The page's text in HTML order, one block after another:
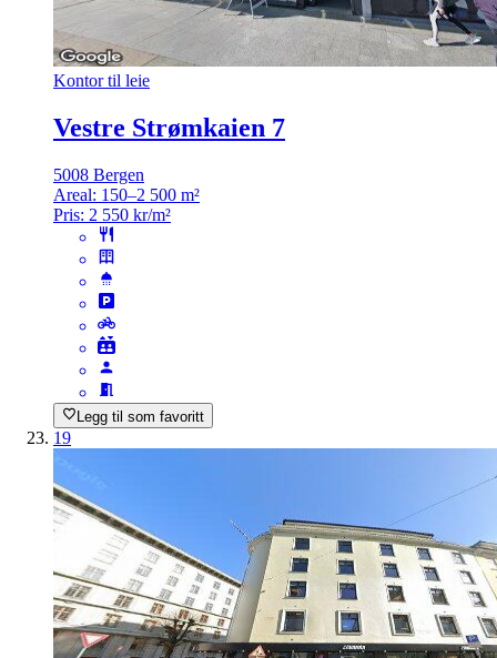
Kontor til leie
Vestre Strømkaien 7
5008 Bergen
Areal: 150–2 500 m²
Pris: 2 550 kr/m²
Legg til som favoritt
19